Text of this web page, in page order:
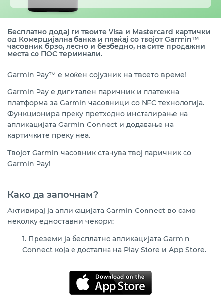
Дигитални киосци
Совети за безбедно користење
Помош и поддршка
Бесплатно додај ги твоите Visa и Mastercard картички
од Комерцијална банка и плаќај со твојот Garmin™
часовник брзо, лесно и безбедно, на сите продажни
места со ПОС терминали.
Garmin Pay™ е моќен сојузник на твоето време!
Garmin Pay е дигитален паричник и платежна
платформа за Garmin часовници со NFC технологија.
Функционира преку претходно инсталирање на
апликацијата Garmin Connect и додавање на
картичките преку неа.
Твојот Garmin часовник станува твој паричник со
Garmin Pay!
Како да започнам?
Активирај ја апликацијата Garmin Connect во само
неколку едноставни чекори:
1. Преземи ја бесплатно апликацијата Garmin
Connect која е достапна на Play Store и App Store.